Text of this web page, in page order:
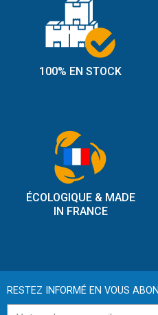
100% EN STOCK
ÉCOLOGIQUE & MADE
IN FRANCE
RESTEZ INFORMÉ EN VOUS